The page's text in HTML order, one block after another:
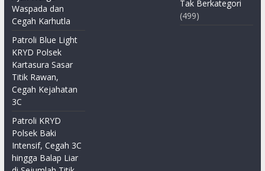
Waspada dan
Cegah Karhutla
Patroli Blue Light
KRYD Polsek
Kartasura Sasar
Titik Rawan,
Cegah Kejahatan
3C
Patroli KRYD
Polsek Baki
Intensif, Cegah 3C
hingga Balap Liar
Tak Berkategori
(499)